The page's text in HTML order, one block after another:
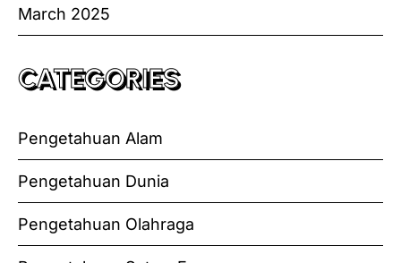
March 2025
CATEGORIES
Pengetahuan Alam
Pengetahuan Dunia
Pengetahuan Olahraga